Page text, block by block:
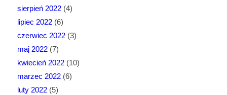
sierpień 2022(4)
lipiec 2022(6)
czerwiec 2022(3)
maj 2022(7)
kwiecień 2022(10)
marzec 2022(6)
luty 2022(5)